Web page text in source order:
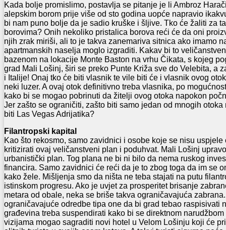
Kada bolje promislimo, postavlja se pitanje je li Ambroz
alepskim borom prije više od sto godina uopće napravio
bi nam puno bolje da je sadio kruške i šljive. Tko će žaliti za
borovima? Onih nekoliko pristalica borova reći će da oni
njih zrak miriši, ali to je takva zanemariva sitnica ako imamo
apartmanskih naselja moglo izgraditi. Kakav bi to
bazenom na lokacije Monte Baston na vrhu Čikata, s kojeg
grad Mali Lošinj, širi se preko Punte Križa sve do Velebita, a
i Italije! Onaj tko će biti vlasnik te vile biti će i vlasnik ovog
neki luzer. A ovaj otok definitivno treba vlasnika, po
kako bi se mogao pobrinuti da žitelji ovog otoka napokon
Jer zašto se ograničiti, zašto biti samo jedan od mnogih
biti Las Vegas Adrijatika?
Filantropski kapital
Kao što rekosmo, samo zavidnici i osobe koje se nisu uspjele
kritizirati ovaj veličanstveni plan i poduhvat. Mali Lošinj
urbanistički plan. Tog plana ne bi ni bilo da nema ruskog
financira. Samo zavidnici će reći da je to zbog toga da im se
kako žele. Mišljenja smo da ništa ne teba stajati na putu
istinskom progresu. Ako je uvjet za prosperitet brisanje
metara od obale, neka se briše takva ograničavajuća
ograničavajuće odredbe tipa one da bi grad tebao raspisivati
građevina treba suspendirati kako bi se direktnom
vizijama mogao sagraditi novi hotel u Velom Lošinju koji će